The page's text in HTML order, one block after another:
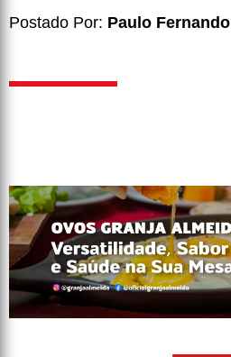
Postado Por: Paulo Fernando